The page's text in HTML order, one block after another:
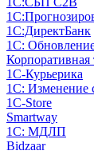
1С:ДиректБанк
1С:
Корпоративная
1С-Курьерика
1С: Изменение
1C-Store
Smartway
1С: МДЛП
Bidzaar